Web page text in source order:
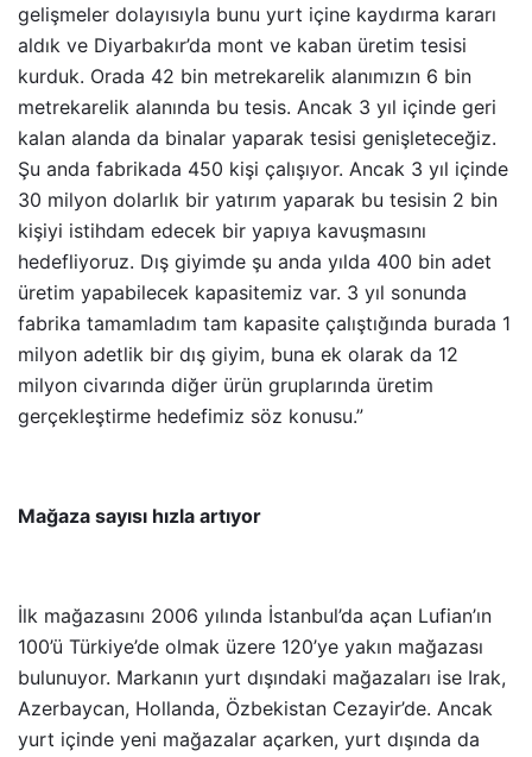
gelişmeler dolayısıyla bunu yurt içine kaydırma kararı
aldık ve Diyarbakır’da mont ve kaban üretim tesisi
kurduk. Orada 42 bin metrekarelik alanımızın 6 bin
metrekarelik alanında bu tesis. Ancak 3 yıl içinde geri
kalan alanda da binalar yaparak tesisi genişleteceğiz.
Şu anda fabrikada 450 kişi çalışıyor. Ancak 3 yıl içinde
30 milyon dolarlık bir yatırım yaparak bu tesisin 2 bin
kişiyi istihdam edecek bir yapıya kavuşmasını
hedefliyoruz. Dış giyimde şu anda yılda 400 bin adet
üretim yapabilecek kapasitemiz var. 3 yıl sonunda
fabrika tamamladım tam kapasite çalıştığında burada 1
milyon adetlik bir dış giyim, buna ek olarak da 12
milyon civarında diğer ürün gruplarında üretim
gerçekleştirme hedefimiz söz konusu.”
Mağaza sayısı hızla artıyor
İlk mağazasını 2006 yılında İstanbul’da açan Lufian’ın
100’ü Türkiye’de olmak üzere 120’ye yakın mağazası
bulunuyor. Markanın yurt dışındaki mağazaları ise Irak,
Azerbaycan, Hollanda, Özbekistan Cezayir’de. Ancak
yurt içinde yeni mağazalar açarken, yurt dışında da